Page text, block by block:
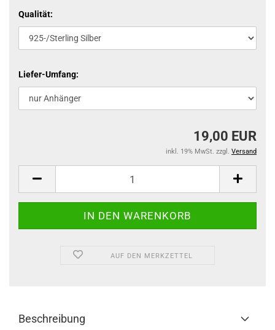
Qualität:
Liefer-Umfang:
19,00 EUR
inkl. 19% MwSt. zzgl. Versand
AUF DEN MERKZETTEL
Beschreibung